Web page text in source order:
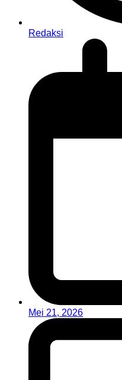
Redaksi
Mei 21, 2026